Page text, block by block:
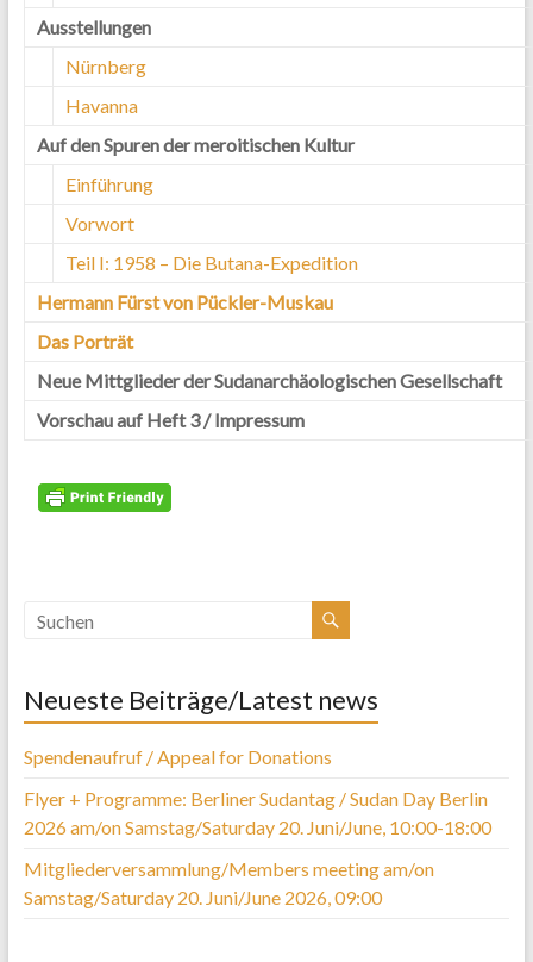
Ausstellungen
Nürnberg
Havanna
Auf den Spuren der meroitischen Kultur
Einführung
Vorwort
Teil I: 1958 – Die Butana-Expedition
Hermann Fürst von Pückler-Muskau
Das Porträt
Neue Mittglieder der Sudanarchäologischen Gesellschaft
Vorschau auf Heft 3 / Impressum
Neueste Beiträge/Latest news
Spendenaufruf / Appeal for Donations
Flyer + Programme: Berliner Sudantag / Sudan Day Berlin
2026 am/on Samstag/Saturday 20. Juni/June, 10:00-18:00
Mitgliederversammlung/Members meeting am/on
Samstag/Saturday 20. Juni/June 2026, 09:00